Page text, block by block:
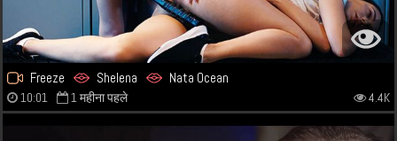
Freeze Shelena Nata Ocean
10:01 1 महीना पहले 4.4K